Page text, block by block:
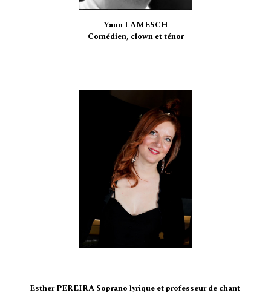
Yann LAMESCH
Comédien, clown etténor
Esther PEREIRA Soprano lyrique et professeur de chant